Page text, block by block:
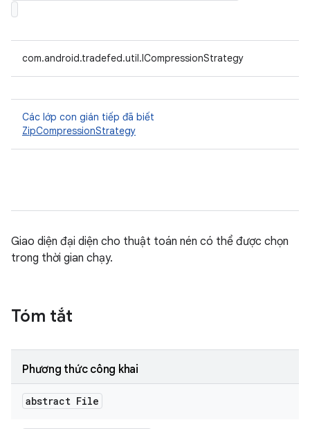
com.android.tradefed.util.ICompressionStrategy
Các lớp con gián tiếp đã biết
ZipCompressionStrategy
Giao diện đại diện cho thuật toán nén có thể được chọn
trong thời gian chạy.
Tóm tắt
Phương thức công khai
abstract File